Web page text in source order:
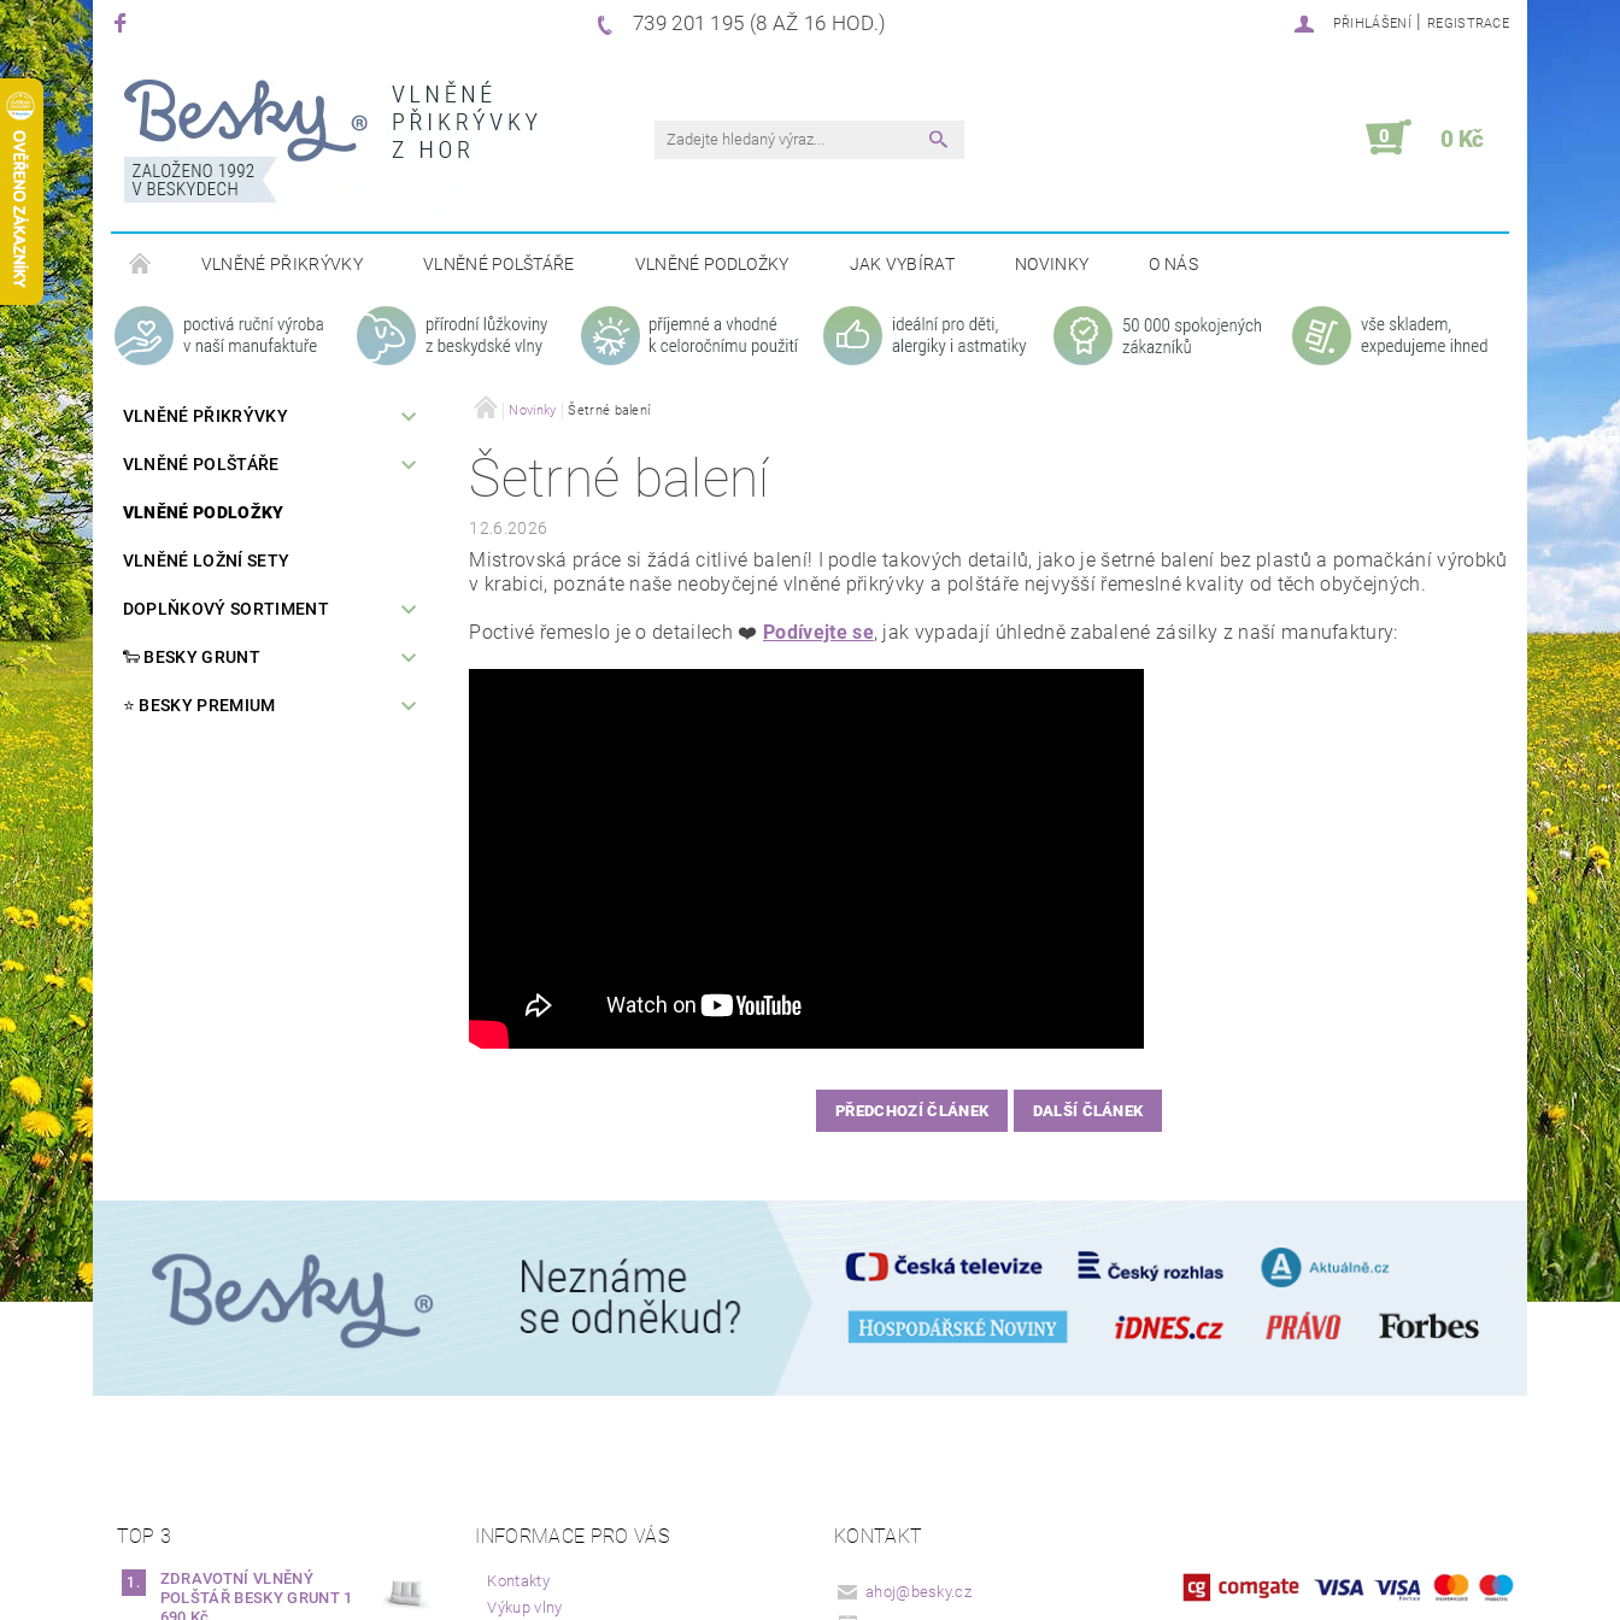
739 201 195 (8 AŽ 16 HOD.) PŘIHLÁŠENÍ | REGISTRACE
0 0 Kč
VLNĚNÉ PŘIKRÝVKY VLNĚNÉ POLŠTÁŘE VLNĚNÉ PODLOŽKY JAK VYBÍRAT NOVINKY O NÁS
VLNĚNÉ PŘIKRÝVKY
VLNĚNÉ POLŠTÁŘE
VLNĚNÉ PODLOŽKY
VLNĚNÉ LOŽNÍ SETY
DOPLŇKOVÝ SORTIMENT
🐑 BESKY GRUNT
⭐️ BESKY PREMIUM
Novinky Šetrné balení
Šetrné balení
12.6.2026
Mistrovská práce si žádá citlivé balení! I podle takových detailů, jako je šetrné balení bez plastů a pomačkání výrobků
v krabici, poznáte naše neobyčejné vlněné přikrývky a polštáře nejvyšší řemeslné kvality od těch obyčejných.
Poctivé řemeslo je o detailech ❤️ Podívejte se, jak vypadají úhledně zabalené zásilky z naší manufaktury:
PŘEDCHOZÍ ČLÁNEK DALŠÍ ČLÁNEK
TOP 3
ZDRAVOTNÍ VLNĚNÝ
POLŠTÁŘ BESKY GRUNT 1
INFORMACE PRO VÁS
Kontakty
Výkup vlny
KONTAKT
ahoj@ besky.cz